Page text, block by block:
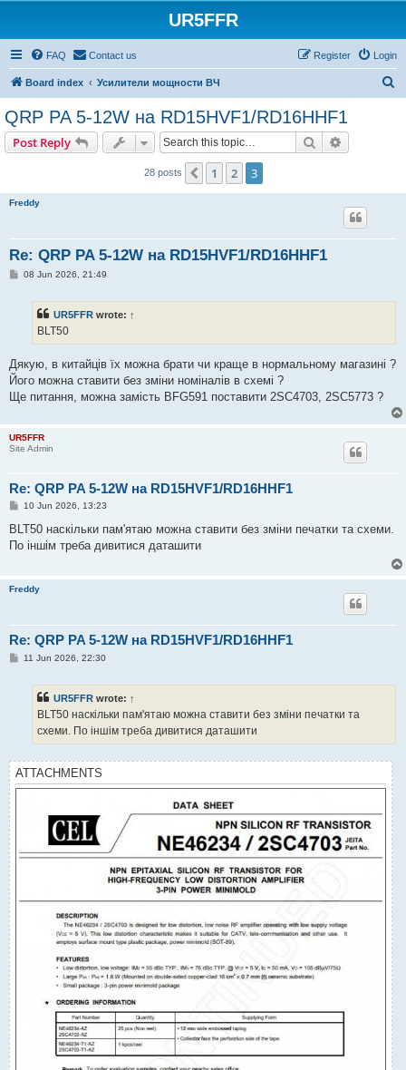
UR5FFR
FAQ Contact us Login
Register
Board index Усилители мощности ВЧ
QRP PA 5-12W на RD15HVF1/RD16HHF1
Post Reply Search
28 posts Previous
1 2 3
Freddy
Re: QRP PA 5-12W на RD15HVF1/RD16HHF1
P08 Jun 2026, 21:49
UR5FFR wrote: ↑
BLT50
Дякую, в китайців їх можна брати чи краще в нормальному магазині ?
Його можна ставити без зміни номіналів в схемі ?
Ще питання, можна замість BFG591 поставити 2SC4703, 2SC5773 ?
UR5FFR
Site Admin
Re: QRP PA 5-12W на RD15HVF1/RD16HHF1
P
s
10 Jun 2026, 13:23
BLT50 наскільки пам'ятаю можна ставити без зміни печатки та схеми.
По іншім треба дивитися даташити
Freddy
Re: QRP PA 5-12W на RD15HVF1/RD16HHF1
P11 Jun 2026, 22:30
UR5FFR wrote: ↑
BLT50 наскільки пам'ятаю можна ставити без зміни печатки та
схеми. По іншім треба дивитися даташити
ATTACHMENTS